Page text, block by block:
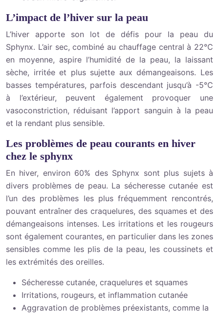
L’impact de l’hiver sur la peau
L’hiver apporte son lot de défis pour la peau du
Sphynx. L’air sec, combiné au chauffage central à 22°C
en moyenne, aspire l’humidité de la peau, la laissant
sèche, irritée et plus sujette aux démangeaisons. Les
basses températures, parfois descendant jusqu’à -5°C
à l’extérieur, peuvent également provoquer une
vasoconstriction, réduisant l’apport sanguin à la peau
et la rendant plus sensible.
Les problèmes de peau courants en hiver
chez le sphynx
En hiver, environ 60% des Sphynx sont plus sujets à
divers problèmes de peau. La sécheresse cutanée est
l’un des problèmes les plus fréquemment rencontrés,
pouvant entraîner des craquelures, des squames et des
démangeaisons intenses. Les irritations et les rougeurs
sont également courantes, en particulier dans les zones
sensibles comme les plis de la peau, les coussinets et
les extrémités des oreilles.
Sécheresse cutanée, craquelures et squames
Irritations, rougeurs, et inflammation cutanée
Aggravation de problèmes préexistants, comme la